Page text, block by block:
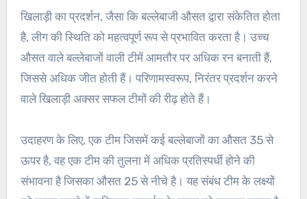
खिलाड़ी का प्रदर्शन, जैसा कि बल्लेबाजी औसत द्वारा संकेतित होता
है, लीग की स्थिति को महत्वपूर्ण रूप से प्रभावित करता है। उच्च
औसत वाले बल्लेबाजों वाली टीमें आमतौर पर अधिक रन बनाती हैं,
जिससे अधिक जीत होती हैं। परिणामस्वरूप, निरंतर प्रदर्शन करने
वाले खिलाड़ी अक्सर सफल टीमों की रीढ़ होते हैं।
उदाहरण के लिए, एक टीम जिसमें कई बल्लेबाजों का औसत 35 से
ऊपर है, वह एक टीम की तुलना में अधिक प्रतिस्पर्धी होने की
संभावना है जिसका औसत 25 से नीचे है। यह संबंध टीम के लक्ष्यों